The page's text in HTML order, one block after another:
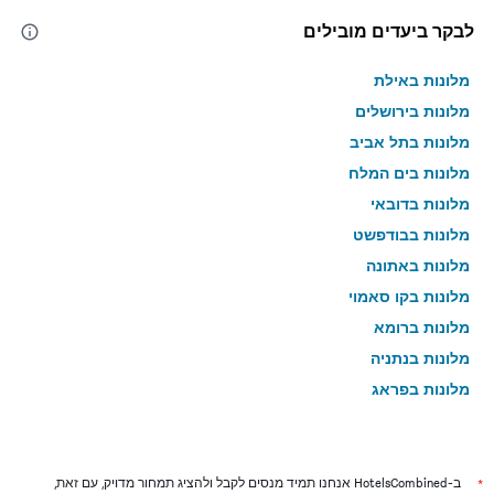
לבקר ביעדים מובילים
מלונות באילת
מלונות בירושלים
מלונות בתל אביב
מלונות בים המלח
מלונות בדובאי
מלונות בבודפשט
מלונות באתונה
מלונות בקו סאמוי
מלונות ברומא
מלונות בנתניה
מלונות בפראג
מלונות בניו יורק
*
ב-HotelsCombined אנחנו תמיד מנסים לקבל ולהציג תמחור מדויק, עם זאת,